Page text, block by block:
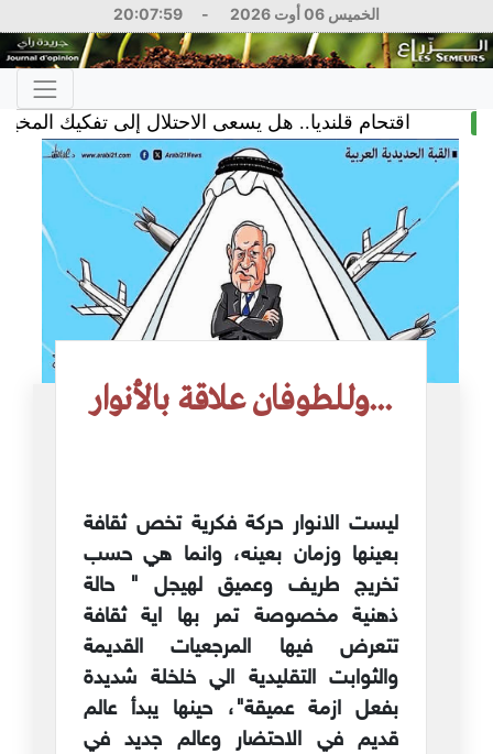
الخميس 06 أوت 2026 -
20:08:00
اقتحام قلنديا.. هل يسعى الاحتلال إلى تفكيك المخيم؟
...وللطوفان علاقة بالأنوار
ليست الانوار حركة فكرية تخص ثقافة
بعينها وزمان بعينه، وانما هي حسب
تخريج طريف وعميق لهيجل " حالة
ذهنية مخصوصة تمر بها اية ثقافة
تتعرض فيها المرجعيات القديمة
والثوابت التقليدية الي خلخلة شديدة
بفعل ازمة عميقة"، حينها يبدأ عالم
قديم في الاحتضار وعالم جديد في